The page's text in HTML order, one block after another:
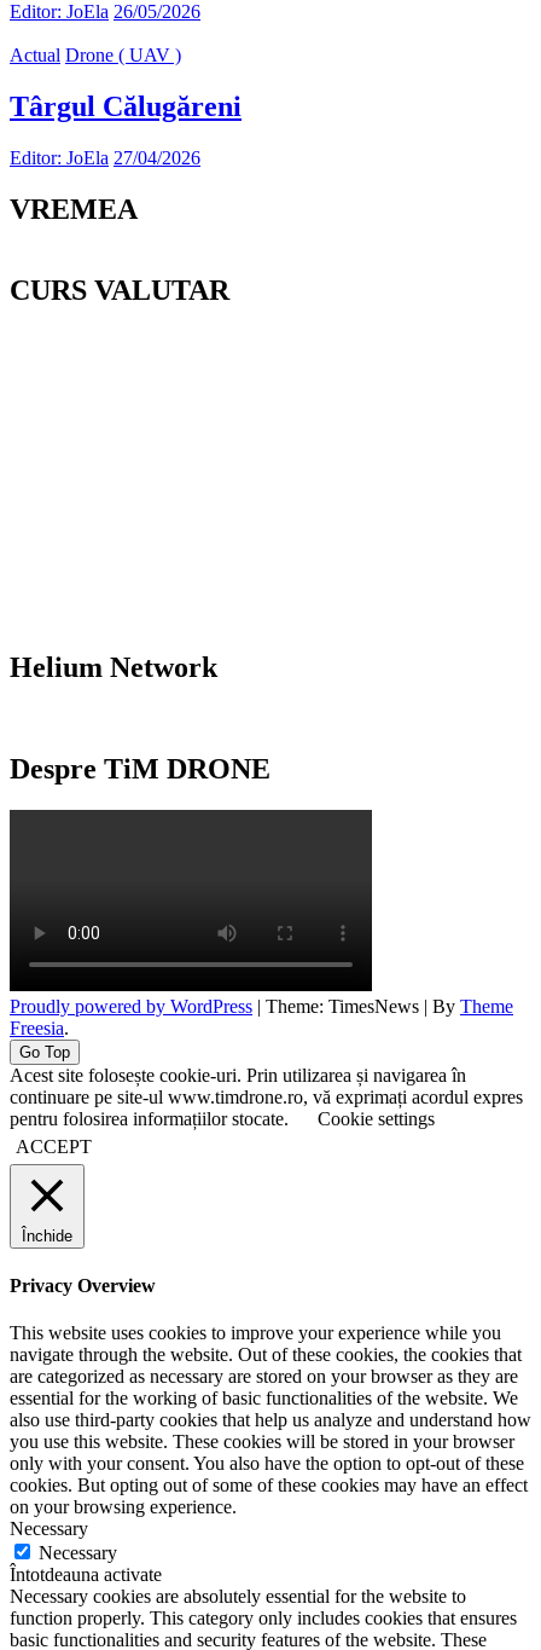
Editor: JoEla 26/05/2026
Actual Drone ( UAV )
Târgul Călugăreni
Editor: JoEla 27/04/2026
VREMEA
CURS VALUTAR
Helium Network
Despre TiM DRONE
Proudly powered by WordPress | Theme: TimesNews | By Theme
Freesia.
Go Top
Acest site folosește cookie-uri. Prin utilizarea și navigarea în
continuare pe site-ul www.timdrone.ro, vă exprimați acordul expres
pentru folosirea informațiilor stocate.
Cookie settings
ACCEPT
Închide
Privacy Overview
This website uses cookies to improve your experience while you
navigate through the website. Out of these cookies, the cookies that
are categorized as necessary are stored on your browser as they are
essential for the working of basic functionalities of the website. We
also use third-party cookies that help us analyze and understand how
you use this website. These cookies will be stored in your browser
only with your consent. You also have the option to opt-out of these
cookies. But opting out of some of these cookies may have an effect
on your browsing experience.
Necessary
Necessary
Întotdeauna activate
Necessary cookies are absolutely essential for the website to
function properly. This category only includes cookies that ensures
basic functionalities and security features of the website. These